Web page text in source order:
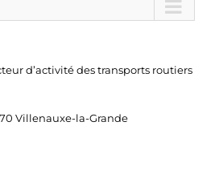
d’activité des transports routiers
Villenauxe-la-Grande